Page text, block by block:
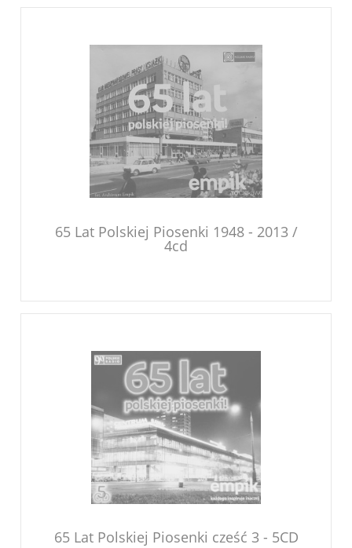
65 Lat Polskiej Piosenki 1948 - 2013 /
4cd
65 Lat Polskiej Piosenki cześć 3 - 5CD